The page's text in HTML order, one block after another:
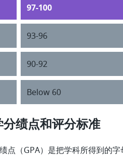
97-100
93-96
90-92
Below 60
绩点和评分标准
点（GPA）是把学科所得到的